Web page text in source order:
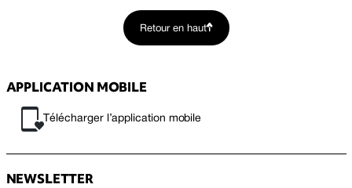
Retour en haut
APPLICATION MOBILE
Télécharger l’application mobile
NEWSLETTER